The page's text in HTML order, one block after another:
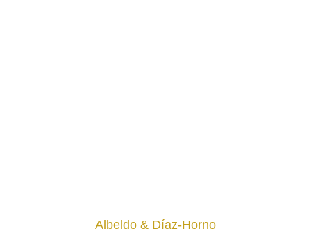
Albeldo & Díaz-Horno